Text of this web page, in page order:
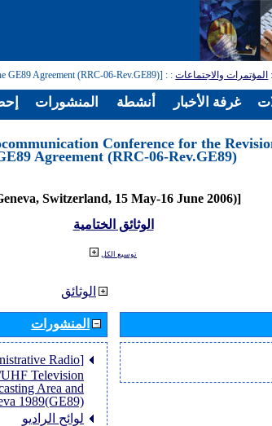
المؤتمرات والاجتماعات:
: [Regional Radiocommunication Conference for the Revision of the GE89 Agreement (RRC-06-Rev.GE89)]
Conference for the
Agreement (RRC-06-Rev.GE89)]
[(Geneva, Switzerland, 15 May-16 June 2006)]
الوثائق الختامية
توسيع الكل
الوثائق
المنشورات
Radio
Television
Area and
1989(GE89)]
لوائح الراديو
المنشورات أنشطة غرفة الأخبار